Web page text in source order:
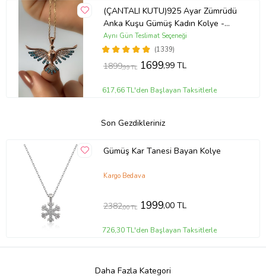
(ÇANTALI KUTU)925 Ayar Zümrüdü
Anka Kuşu Gümüş Kadın Kolye -
MAVİ
(1339)
Aynı Gün Teslimat Seçeneği
1899,99 TL 1699,99 TL
617,66 TL'den Başlayan Taksitlerle
Son Gezdikleriniz
Gümüş Kar Tanesi Bayan Kolye
Kargo Bedava
2382,00 TL 1999,00 TL
726,30 TL'den Başlayan Taksitlerle
Daha Fazla Kategori